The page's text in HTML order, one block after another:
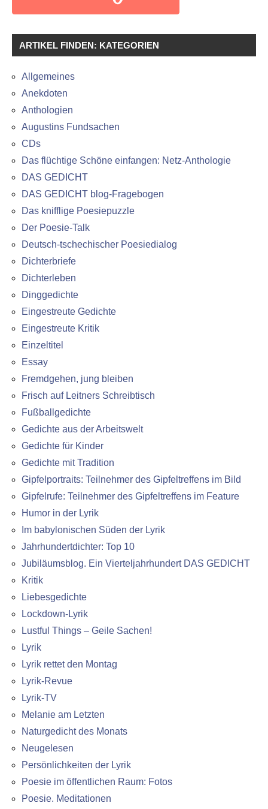
ARTIKEL FINDEN: KATEGORIEN
Allgemeines
Anekdoten
Anthologien
Augustins Fundsachen
CDs
Das flüchtige Schöne einfangen: Netz-Anthologie
DAS GEDICHT
DAS GEDICHT blog-Fragebogen
Das knifflige Poesiepuzzle
Der Poesie-Talk
Deutsch-tschechischer Poesiedialog
Dichterbriefe
Dichterleben
Dinggedichte
Eingestreute Gedichte
Eingestreute Kritik
Einzeltitel
Essay
Fremdgehen, jung bleiben
Frisch auf Leitners Schreibtisch
Fußballgedichte
Gedichte aus der Arbeitswelt
Gedichte für Kinder
Gedichte mit Tradition
Gipfelportraits: Teilnehmer des Gipfeltreffens im Bild
Gipfelrufe: Teilnehmer des Gipfeltreffens im Feature
Humor in der Lyrik
Im babylonischen Süden der Lyrik
Jahrhundertdichter: Top 10
Jubiläumsblog. Ein Vierteljahrhundert DAS GEDICHT
Kritik
Liebesgedichte
Lockdown-Lyrik
Lustful Things – Geile Sachen!
Lyrik
Lyrik rettet den Montag
Lyrik-Revue
Lyrik-TV
Melanie am Letzten
Naturgedicht des Monats
Neugelesen
Persönlichkeiten der Lyrik
Poesie im öffentlichen Raum: Fotos
Poesie. Meditationen